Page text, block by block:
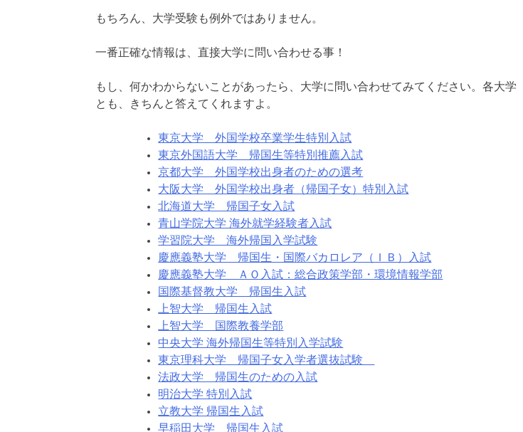
もちろん、大学受験も例外ではありません。
一番正確な情報は、直接大学に問い合わせる事！
もし、何かわからないことがあったら、大学に問い合わせてみてください。各大学
とも、きちんと答えてくれますよ。
東京大学 外国学校卒業学生特別入試
東京外国語大学 帰国生等特別推薦入試
京都大学 外国学校出身者のための選考
大阪大学 外国学校出身者（帰国子女）特別入試
北海道大学 帰国子女入試
青山学院大学 海外就学経験者入試
学習院大学 海外帰国入学試験
慶應義塾大学 帰国生・国際バカロレア（ＩＢ）入試
慶應義塾大学 ＡＯ入試：総合政策学部・環境情報学部
国際基督教大学 帰国生入試
上智大学 帰国生入試
上智大学 国際教養学部
中央大学 海外帰国生等特別入学試験
東京理科大学 帰国子女入学者選抜試験
法政大学 帰国生のための入試
明治大学 特別入試
立教大学 帰国生入試
早稲田大学 帰国生入試